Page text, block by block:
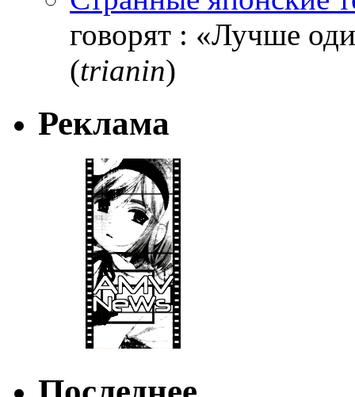
говорят : «Лучше
(trianin)
Реклама